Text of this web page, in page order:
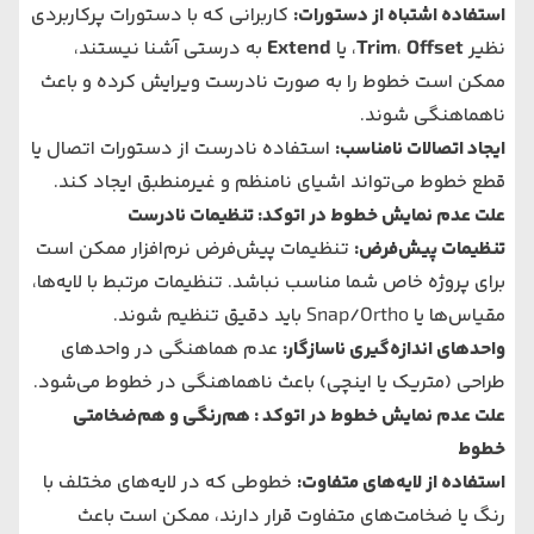
استفاده اشتباه از دستورات: کاربرانی که با دستورات پرکاربردی
نظیر
Trim، Offset ، یا Extend به درستی آشنا نیستند،
ممکن است خطوط را به صورت نادرست ویرایش کرده و باعث
ناهماهنگی شوند.
ایجاد اتصالات نامناسب: استفاده نادرست از دستورات اتصال یا
قطع خطوط می‌تواند اشیای نامنظم و غیرمنطبق ایجاد کند.
علت عدم نمایش خطوط در اتوکد: تنظیمات نادرست
تنظیمات پیش‌فرض: تنظیمات پیش‌فرض نرم‌افزار ممکن است
برای پروژه خاص شما مناسب نباشد. تنظیمات مرتبط با لایه‌ها،
مقیاس‌ها یا Snap/Ortho باید دقیق تنظیم شوند.
واحدهای اندازه‌گیری ناسازگار: عدم هماهنگی در واحدهای
طراحی (متریک یا اینچی) باعث ناهماهنگی در خطوط می‌شود.
علت عدم نمایش خطوط در اتوکد : هم‌رنگی و هم‌ضخامتی
خطوط
استفاده از لایه‌های متفاوت: خطوطی که در لایه‌های مختلف با
رنگ یا ضخامت‌های متفاوت قرار دارند، ممکن است باعث